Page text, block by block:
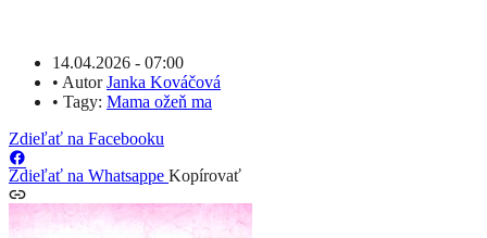
14.04.2026 - 07:00
• AutorJanka Kováčová
• Tagy: Mama ožeň ma
Zdieľať na Facebooku
Zdieľať na Whatsappe Kopírovať